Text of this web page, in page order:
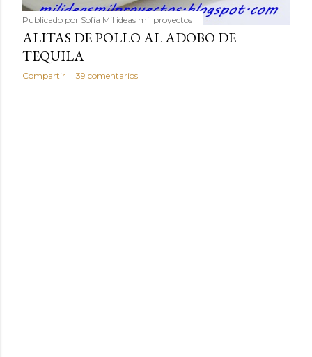
Publicado por Sofía Mil ideas mil proyectos
ALITAS DE POLLO AL ADOBO DE
TEQUILA
Compartir 39 comentarios